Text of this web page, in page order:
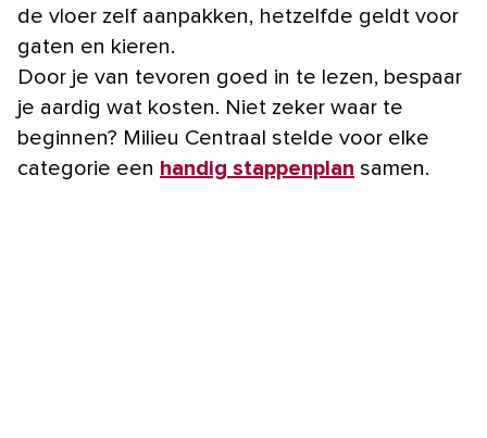
de vloer zelf aanpakken, hetzelfde geldt voor
gaten en kieren.
Door je van tevoren goed in te lezen, bespaar
je aardig wat kosten. Niet zeker waar te
beginnen? Milieu Centraal stelde voor elke
categorie een handig stappenplan samen.